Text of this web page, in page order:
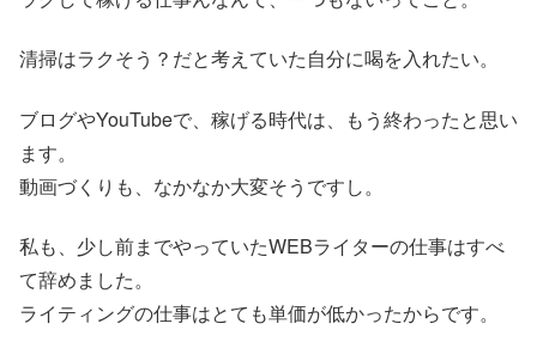
清掃はラクそう？だと考えていた自分に喝を入れたい。
ブログやYouTubeで、稼げる時代は、もう終わったと思い
ます。
動画づくりも、なかなか大変そうですし。
私も、少し前までやっていたWEBライターの仕事はすべ
て辞めました。
ライティングの仕事はとても単価が低かったからです。